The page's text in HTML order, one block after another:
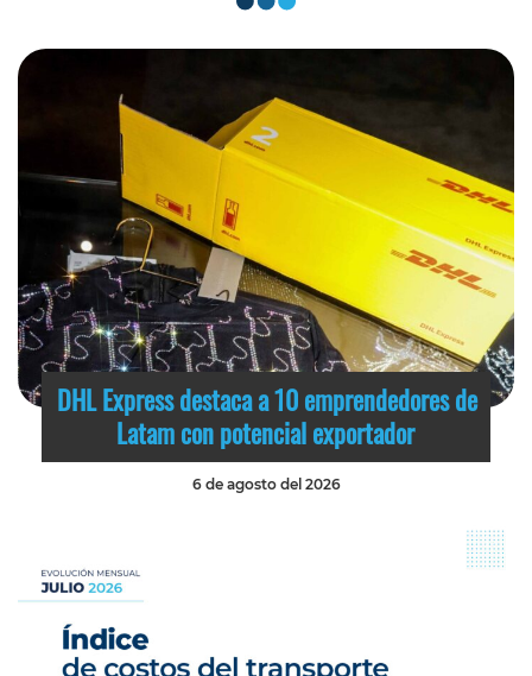
DHL Express destaca a 10 emprendedores de
Latam con potencial exportador
6 de agosto del 2026